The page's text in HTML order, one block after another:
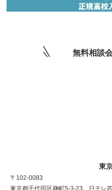
無料相談
東
〒102-0083
東京都千代田区麹町5-3-23 日テレ